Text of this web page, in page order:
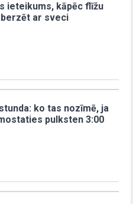
ieteikums, kāpēc flīžu
ar sveci
ko tas nozīmē, ja
pulksten 3:00